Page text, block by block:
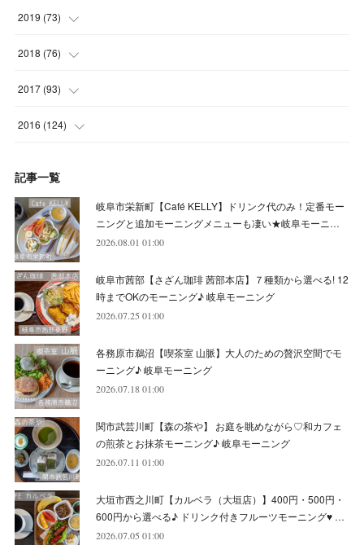
(5
(7)
(10
( 6)
(10)
(9
(6
(5)
(6)
(8)
(10
(7
(7
(9)
(4)
(6)
(9
(11
(1
(7
(11)
(7)
(9)
(2)
(10 )
(11 )
(8
(7)
(7
(7)
(5)
(1)
(8)
(4)
(7)
2019 (73)
(4
(6
(4)
(4)
(5)
(4)
(4)
(10)
(10)
(6)
2018 (76)
(9
(3)
(7)
(8)
(7)
(6)
(5)
(6)
(8)
(8)
2017 (93)
(7)
(5)
(8)
(8)
(8)
(9)
(9)
(9)
(7)
(11)
2016 (124)
(10)
(10)
(12)
(16)
(9)
(13)
(8)
(6)
(12)
(6)
記事一覧
岐阜市栄新町【Café KELLY】ドリンク代のみ！定番モー
ニングと追加モーニングメニューも凄い★岐阜モーニ…
2026.08.01 01:00
岐阜市茜部【さざん珈琲 茜部本店】７種類から選べる! 12
時までOKのモーニング♪ 岐阜モーニング
2026.07.25 01:00
各務原市鵜沼【喫茶室 山脈】大人のための贅沢空間でモ
ーニング♪ 岐阜モーニング
2026.07.18 01:00
関市武芸川町【森の茶や】 お庭を眺めながら♡和カフェ
の煎茶とお抹茶モーニング♪ 岐阜モーニング
2026.07.11 01:00
大垣市西之川町【カルベラ（大垣店）】400円・500円・
600円から選べる♪ ドリンク付きフルーツモーニング♥ …
2026.07.05 01:00